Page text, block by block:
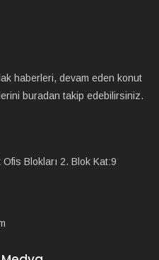
haberleri, devam eden konut
buradan takip edebilirsiniz.
Blokları 2. Blok Kat:9